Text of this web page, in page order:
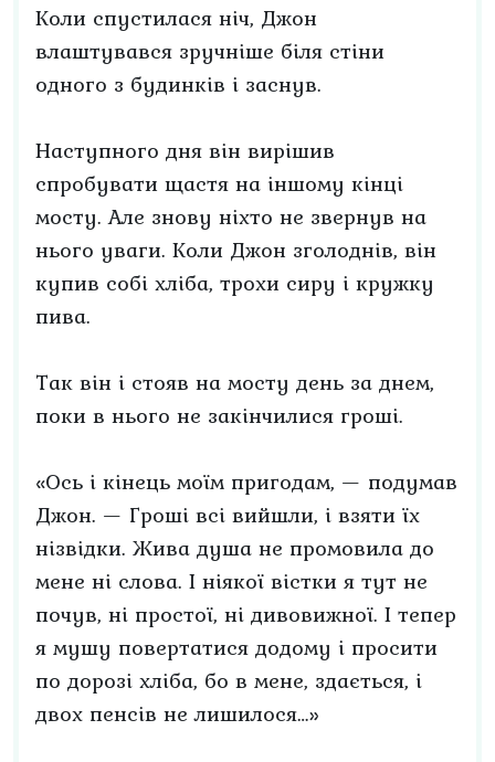
Коли спустилася ніч, Джон
влаштувався зручніше біля стіни
одного з будинків і заснув.
Наступного дня він вирішив
спробувати щастя на іншому кінці
мосту. Але знову ніхто не звернув на
нього уваги. Коли Джон зголоднів, він
купив собі хліба, трохи сиру і кружку
пива.
Так він і стояв на мосту день за днем,
поки в нього не закінчилися гроші.
«Ось і кінець моїм пригодам, — подумав
Джон. — Гроші всі вийшли, і взяти їх
нізвідки. Жива душа не промовила до
мене ні слова. І ніякої вістки я тут не
почув, ні простої, ні дивовижної. І тепер
я мушу повертатися додому і просити
по дорозі хліба, бо в мене, здається, і
двох пенсів не лишилося…»